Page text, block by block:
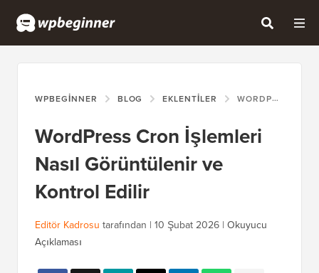
WPBEGINNER BLOG EKLENTILER WORDPRESS CRON İŞLEMLERI NASIL GÖRÜNTÜLENIR VE KONTROL EDILIR
WordPress Cron İşlemleri
Nasıl Görüntülenir ve
Kontrol Edilir
Editör Kadrosu tarafından | 10 Şubat 2026 | Okuyucu
Açıklaması